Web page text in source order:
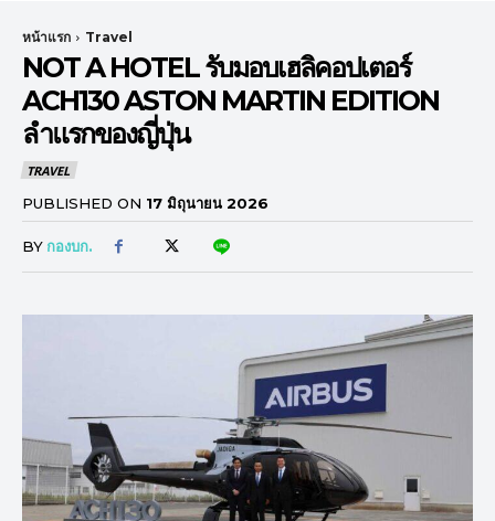
หน้าแรก Travel
NOT A HOTEL รับมอบเฮลิคอปเตอร์
ACH130 ASTON MARTIN EDITION
ลำแรกของญี่ปุ่น
TRAVEL
PUBLISHED ON 17 มิถุนายน 2026
BY กองบก.